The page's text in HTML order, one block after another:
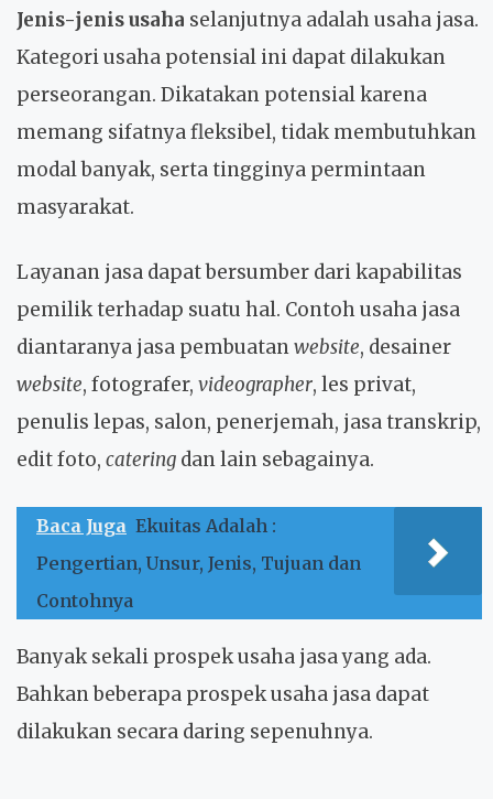
Jenis-jenis usaha selanjutnya adalah usaha jasa.
Kategori usaha potensial ini dapat dilakukan
perseorangan. Dikatakan potensial karena
memang sifatnya fleksibel, tidak membutuhkan
modal banyak, serta tingginya permintaan
masyarakat.
Layanan jasa dapat bersumber dari kapabilitas
pemilik terhadap suatu hal. Contoh usaha jasa
diantaranya jasa pembuatanwebsite, desainer
website, fotografer, videographer, les privat,
penulis lepas, salon, penerjemah, jasa transkrip,
edit foto, catering dan lain sebagainya.
Baca Juga Ekuitas Adalah :
Pengertian, Unsur, Jenis, Tujuan dan
Contohnya
Banyak sekali prospek usaha jasa yang ada.
Bahkan beberapa prospek usaha jasa dapat
dilakukan secara daring sepenuhnya.